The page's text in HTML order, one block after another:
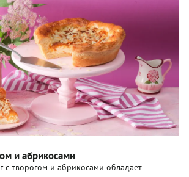
и абрикосами
с творогом и абрикосами обладает